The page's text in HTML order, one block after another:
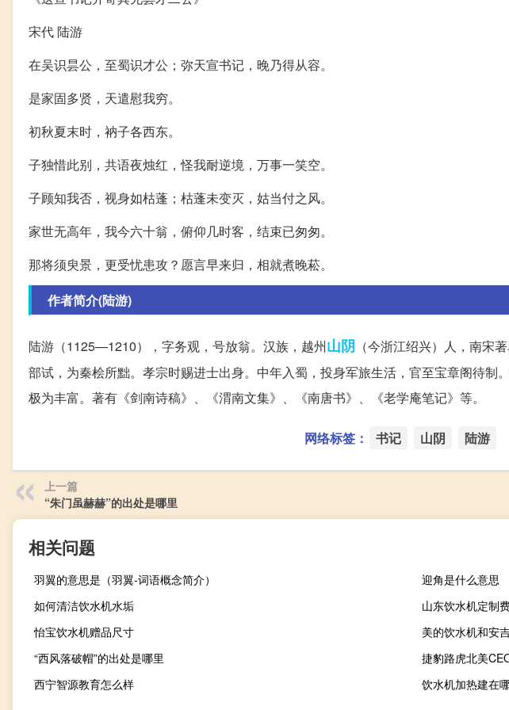
宋代 陆游
在吴识昙公，至蜀识才公；弥天宣书记，晚乃得从容。
是家固多贤，天遣慰我穷。
初秋夏末时，衲子各西东。
子独惜此别，共语夜烛红，怪我耐逆境，万事一笑空。
子顾知我否，视身如枯蓬；枯蓬未变灭，姑当付之风。
家世无高年，我今六十翁，俯仰几时客，结束已匆匆。
那将须臾景，更受忧患攻？愿言早来归，相就煮晚菘。
作者简介(陆游)
陆游（1125—1210），字务观，号放翁。汉族，越州山阴 （今浙江绍兴）人，南宋
部试，为秦桧所黜。孝宗时赐进士出身。中年入蜀，投身军旅生活，官至宝章阁待制
极为丰富。著有《剑南诗稿》、《渭南文集》、《南唐书》、《老学庵笔记》等。
网络标签： 书记 山阴 陆游
上一篇
“朱门虽赫赫”的出处是哪里
相关问题
羽翼的意思是（羽翼-词语概念简介）
迎角是什么意思
如何清洁饮水机水垢
山东饮水机定制
怡宝饮水机赠品尺寸
美的饮水机和安
“西风落破帽”的出处是哪里
捷豹路虎北美
西宁智源教育怎么样
饮水机加热建在